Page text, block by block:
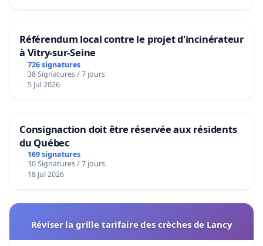
Référendum local contre le projet d'incinérateur
à Vitry-sur-Seine
726 signatures
38 Signatures / 7 jours
5 Jul 2026
Consignaction doit être réservée aux résidents
du Québec
169 signatures
30 Signatures / 7 jours
18 Jul 2026
Réviser la grille tarifaire des crèches de Lancy